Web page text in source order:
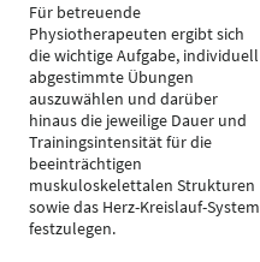
Für betreuende
Physiotherapeuten ergibt sich
die wichtige Aufgabe, individuell
abgestimmte Übungen
auszuwählen und darüber
hinaus die jeweilige Dauer und
Trainingsintensität für die
beeinträchtigen
muskuloskelettalen Strukturen
sowie das Herz-Kreislauf-System
festzulegen.